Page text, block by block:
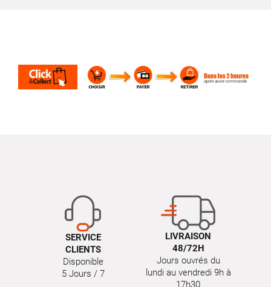
SERVICE
CLIENTS
Disponible
5 Jours / 7
LIVRAISON
48/72H
Jours ouvrés du
lundi au vendredi 9h à
17h30